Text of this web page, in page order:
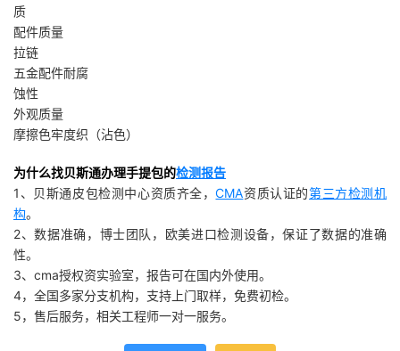
质
配件质量
拉链
五金配件耐腐
蚀性
外观质量
摩擦色牢度织（沾色）
为什么找贝斯通办理手提包的检测报告
1、贝斯通皮包检测中心资质齐全，CMA资质认证的第三方检测机
构。
2、数据准确，博士团队，欧美进口检测设备，保证了数据的准确
性。
3、cma授权资实验室，报告可在国内外使用。
4，全国多家分支机构，支持上门取样，免费初检。
5，售后服务，相关工程师一对一服务。